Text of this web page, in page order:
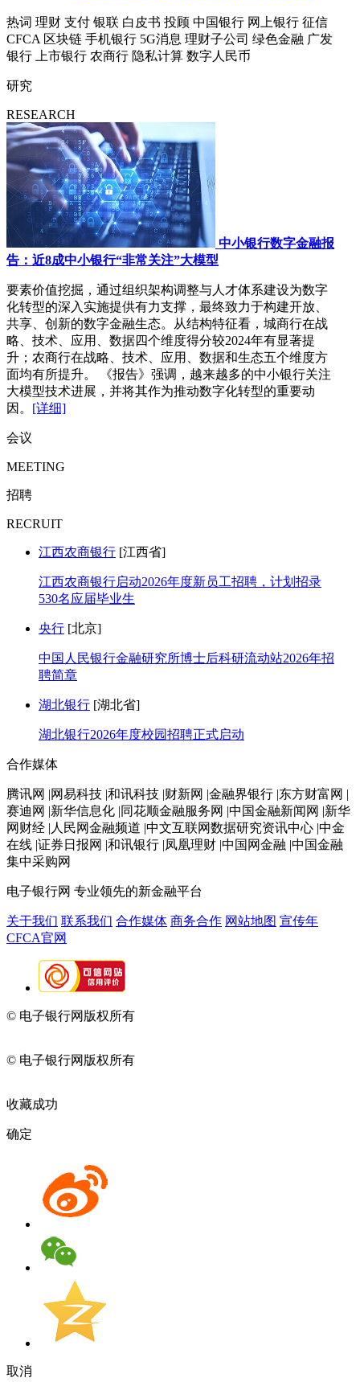
热词 理财 支付 银联 白皮书 投顾 中国银行 网上银行 征信
CFCA 区块链 手机银行 5G消息 理财子公司 绿色金融 广发
银行
上市银行 农商行 隐私计算 数字人民币
研究
RESEARCH
中小银行数字金融报
告：近8成中小银行“非常关注”大模型
要素价值挖掘，通过组织架构调整与人才体系建设为数字
化转型的深入实施提供有力支撑，最终致力于构建开放、
共享、创新的数字金融生态。从结构特征看，城商行在战
略、技术、应用、数据四个维度得分较2024年有显著提
升；农商行在战略、技术、应用、数据和生态五个维度方
面均有所提升。 《报告》强调，越来越多的中小银行关注
大模型技术进展，并将其作为推动数字化转型的重要动
因。 [详细]
会议
MEETING
招聘
RECRUIT
江西农商银行 [江西省]
江西农商银行启动2026年度新员工招聘，计划招录
530名应届毕业生
央行 [北京]
中国人民银行金融研究所博士后科研流动站2026年招
聘简章
湖北银行 [湖北省]
湖北银行2026年度校园招聘正式启动
合作媒体
腾讯网 |网易科技 |和讯科技 |财新网 |金融界银行 |东方财富网 |
赛迪网 |新华信息化 |同花顺金融服务网 |中国金融新闻网 |新华
网财经 |人民网金融频道 |中文互联网数据研究资讯中心 |中金
在线 |证券日报网 |和讯银行 |凤凰理财 |中国网金融 |中国金融
集中采购网
电子银行网 专业领先的新金融平台
关于我们 联系我们 合作媒体 商务合作 网站地图 宣传年
CFCA官网
© 电子银行网版权所有
© 电子银行网版权所有
收藏成功
确定
取消